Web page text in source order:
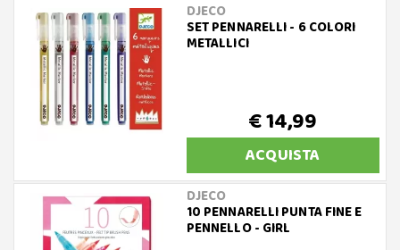
DJECO
SET PENNARELLI - 6 COLORI
METALLICI
€ 14,99
ACQUISTA
DJECO
10 PENNARELLI PUNTA FINE E
PENNELLO - GIRL